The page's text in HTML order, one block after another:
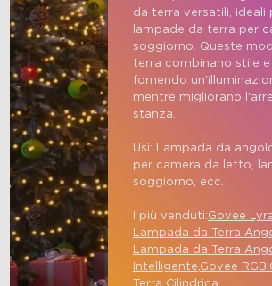
da terra versatili, ideali
lampade da terra per
soggiorno. Queste
terra combinano stile
fornendo
mentre migliorano
stanza.
Usi: Lampada da
per camera da letto,
soggiorno, ecc.
I più venduti:Govee
Lampada da Terra
Lampada da Terra
Intelligente,Govee